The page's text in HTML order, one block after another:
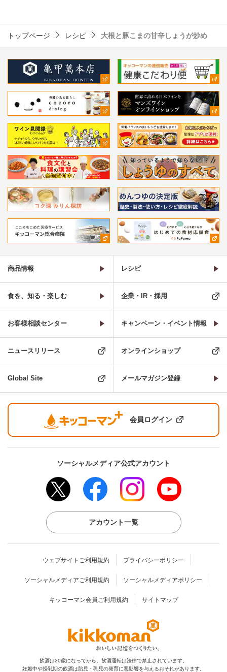
トップページ レシピ 大根と豚こまの甘辛しょうが炒め
商品情報 レシピ
食を、知る・楽しむ 企業・IR・採用
お客様相談センター キャンペーン・イベント情報
ニュースリリース オンラインショップ
Global Site メールマガジン登録
会員ログイン
ソーシャルメディア公式アカウント
アカウント一覧
ウェブサイトご利用規約 プライバシーポリシー
ソーシャルメディアご利用規約 ソーシャルメディアポリシー
キッコーマン会員ご利用規約 サイトマップ
飲酒は20歳になってから。飲酒運転は法律で禁止されています。
妊娠中や授乳期の飲酒は胎児・乳児の発育に悪影響を与えるおそれがあります。